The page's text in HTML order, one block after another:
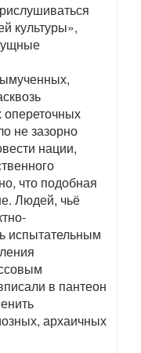
культуры»,
не зазорно
нации,
что подобная
Людей, чьё
испытательным
в пантеон
архаичных